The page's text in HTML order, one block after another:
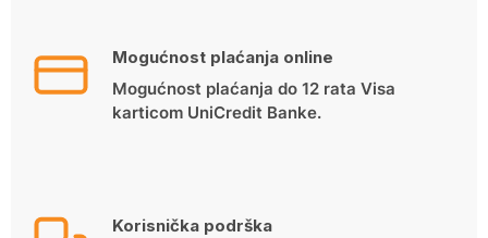
Mogućnost plaćanja online
Mogućnost plaćanja do 12 rata Visa
karticom UniCredit Banke.
Korisnička podrška